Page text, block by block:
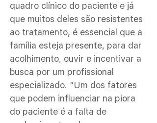
quadro clínico do paciente e já
que muitos deles são resistentes
ao tratamento, é essencial que a
família esteja presente, para dar
acolhimento, ouvir e incentivar a
busca por um profissional
especializado. “Um dos fatores
que podem influenciar na piora
do paciente é a falta de